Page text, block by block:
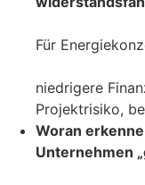
Für
niedrigere
Projektrisiko,
Woran
Unternehmen